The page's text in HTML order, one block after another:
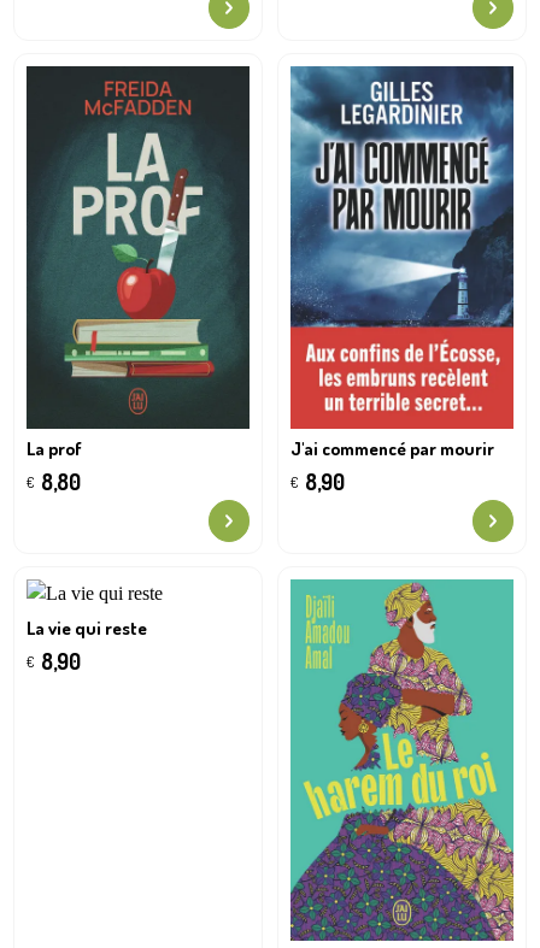
La prof
€ 8,80
J'ai commencé par mourir
€ 8,90
La vie qui reste
€ 8,90